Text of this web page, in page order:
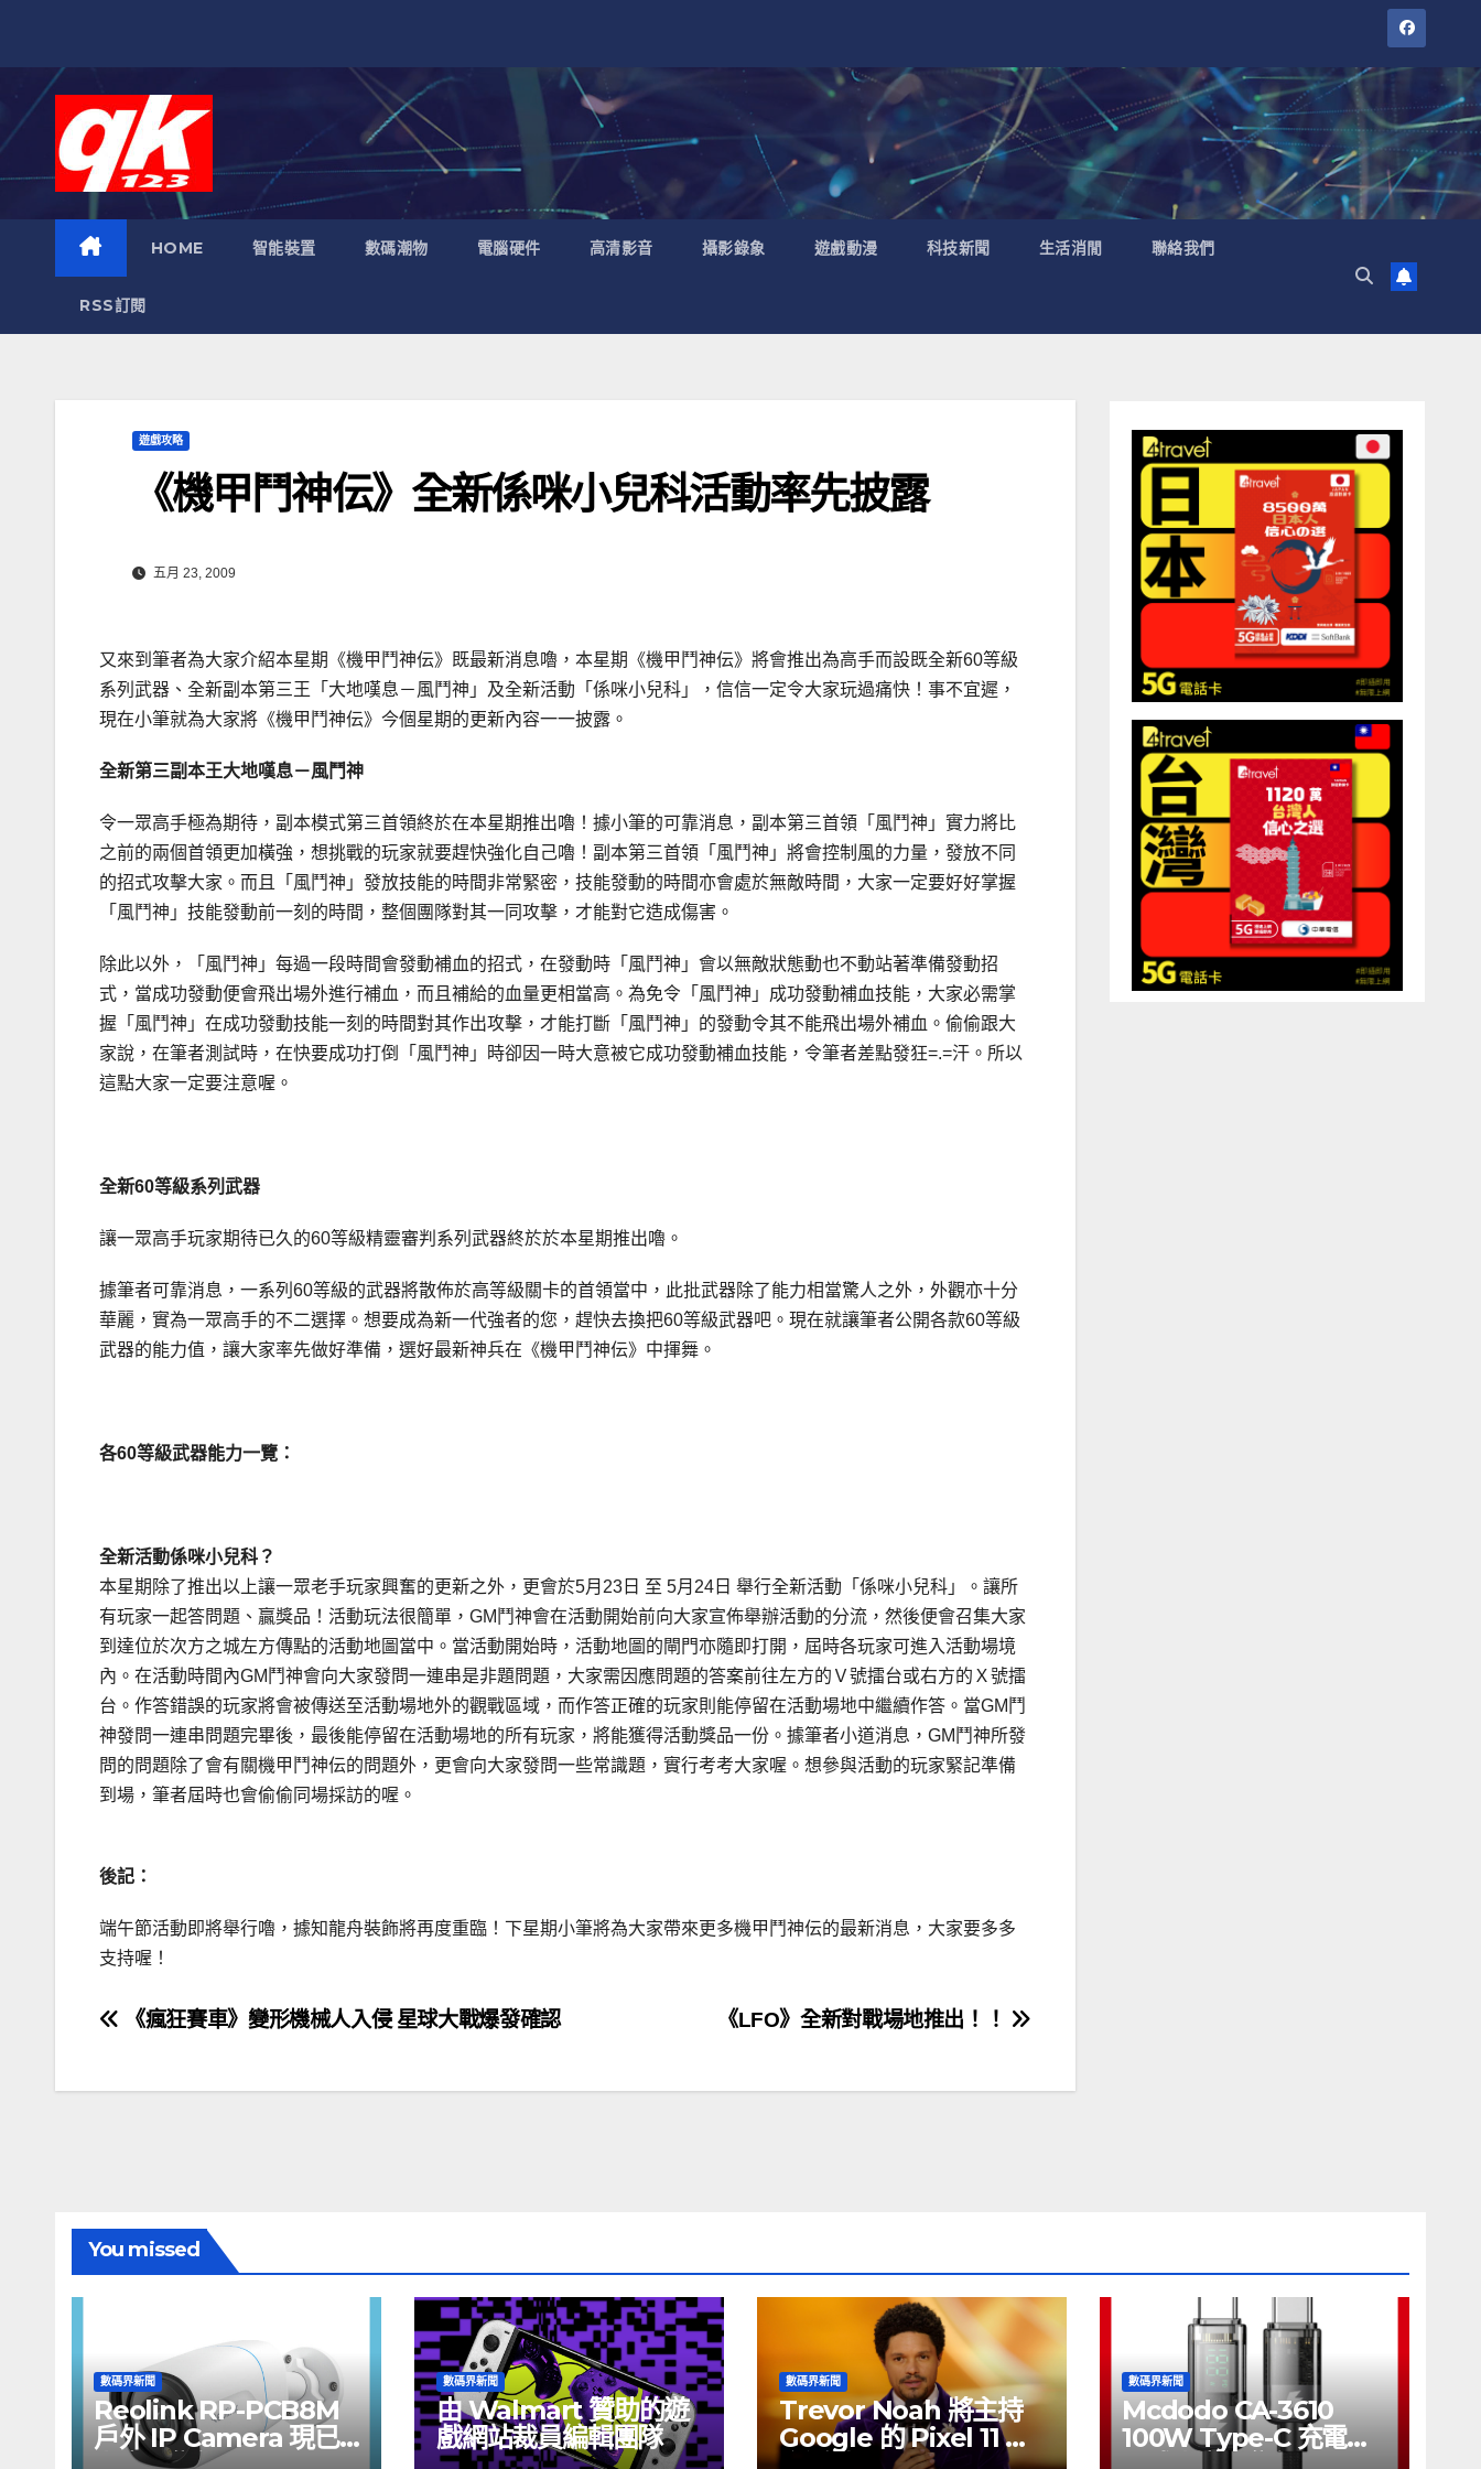
HOME 智能裝置 數碼潮物 電腦硬件 高清影音 攝影錄象 遊戲動漫 科技新聞 生活消閒 聯絡我們
RSS訂閱
遊戲攻略
《機甲鬥神伝》全新係咪小兒科活動率先披露
五月 23, 2009
又來到筆者為大家介紹本星期《機甲鬥神伝》既最新消息嚕，本星期《機甲鬥神伝》將會推出為高手而設既全新60等級
系列武器、全新副本第三王「大地嘆息－風鬥神」及全新活動「係咪小兒科」，信信一定令大家玩過痛快！事不宜遲，
現在小筆就為大家將《機甲鬥神伝》今個星期的更新內容一一披露。
全新第三副本王大地嘆息－風鬥神
令一眾高手極為期待，副本模式第三首領終於在本星期推出嚕！據小筆的可靠消息，副本第三首領「風鬥神」實力將比
之前的兩個首領更加橫強，想挑戰的玩家就要趕快強化自己嚕！副本第三首領「風鬥神」將會控制風的力量，發放不同
的招式攻擊大家。而且「風鬥神」發放技能的時間非常緊密，技能發動的時間亦會處於無敵時間，大家一定要好好掌握
「風鬥神」技能發動前一刻的時間，整個團隊對其一同攻擊，才能對它造成傷害。
除此以外，「風鬥神」每過一段時間會發動補血的招式，在發動時「風鬥神」會以無敵狀態動也不動站著準備發動招
式，當成功發動便會飛出場外進行補血，而且補給的血量更相當高。為免令「風鬥神」成功發動補血技能，大家必需掌
握「風鬥神」在成功發動技能一刻的時間對其作出攻擊，才能打斷「風鬥神」的發動令其不能飛出場外補血。偷偷跟大
家說，在筆者測試時，在快要成功打倒「風鬥神」時卻因一時大意被它成功發動補血技能，令筆者差點發狂=.=汗。所以
這點大家一定要注意喔。
全新60等級系列武器
讓一眾高手玩家期待已久的60等級精靈審判系列武器終於於本星期推出嚕。
據筆者可靠消息，一系列60等級的武器將散佈於高等級關卡的首領當中，此批武器除了能力相當驚人之外，外觀亦十分
華麗，實為一眾高手的不二選擇。想要成為新一代強者的您，趕快去換把60等級武器吧。現在就讓筆者公開各款60等級
武器的能力值，讓大家率先做好準備，選好最新神兵在《機甲鬥神伝》中揮舞。
各60等級武器能力一覽：
全新活動係咪小兒科？
本星期除了推出以上讓一眾老手玩家興奮的更新之外，更會於5月23日 至 5月24日 舉行全新活動「係咪小兒科」。讓所
有玩家一起答問題、贏獎品！活動玩法很簡單，GM鬥神會在活動開始前向大家宣佈舉辦活動的分流，然後便會召集大家
到達位於次方之城左方傳點的活動地圖當中。當活動開始時，活動地圖的閘門亦隨即打開，屆時各玩家可進入活動場境
內。在活動時間內GM鬥神會向大家發問一連串是非題問題，大家需因應問題的答案前往左方的Ｖ號擂台或右方的Ｘ號擂
台。作答錯誤的玩家將會被傳送至活動場地外的觀戰區域，而作答正確的玩家則能停留在活動場地中繼續作答。當GM鬥
神發問一連串問題完畢後，最後能停留在活動場地的所有玩家，將能獲得活動獎品一份。據筆者小道消息，GM鬥神所發
問的問題除了會有關機甲鬥神伝的問題外，更會向大家發問一些常識題，實行考考大家喔。想參與活動的玩家緊記準備
到場，筆者屆時也會偷偷同場採訪的喔。
後記：
端午節活動即將舉行嚕，據知龍舟裝飾將再度重臨！下星期小筆將為大家帶來更多機甲鬥神伝的最新消息，大家要多多
支持喔！
文
《LFO》全新對戰場地推出！！
《瘋狂賽車》變形機械人入侵 星球大戰爆發確認
You missed
數碼界新聞
Reolink RP-PCB8M
戶外 IP Camera 現已
數碼界新聞
由 Walmart 贊助的遊
戲網站裁員編輯團隊
數碼界新聞
Trevor Noah 將主持
Google 的 Pixel 11 推
數碼界新聞
Mcdodo CA-3610
100W Type-C 充電線